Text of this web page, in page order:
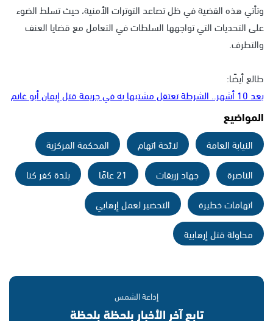
وتأتي هذه القضية في ظل تصاعد التوترات الأمنية، حيث تسلط الضوء
على التحديات التي تواجهها السلطات في التعامل مع قضايا العنف
والتطرف.
طالع أيضًا:
بعد 10 أشهر.. الشرطة تعتقل مشتبها به في جريمة قتل إيمان أبو غانم
المواضيع
النيابة العامة لائحة اتهام
المحكمة المركزية
الناصرة
جهاد زريقات 21 عامًا
بلدة كفر كنا
اتهامات خطيرة
التحضير لعمل إرهابي
محاولة قتل إرهابية
إذاعة الشمس
تابع آخر الأخبار بلحظة بلحظة